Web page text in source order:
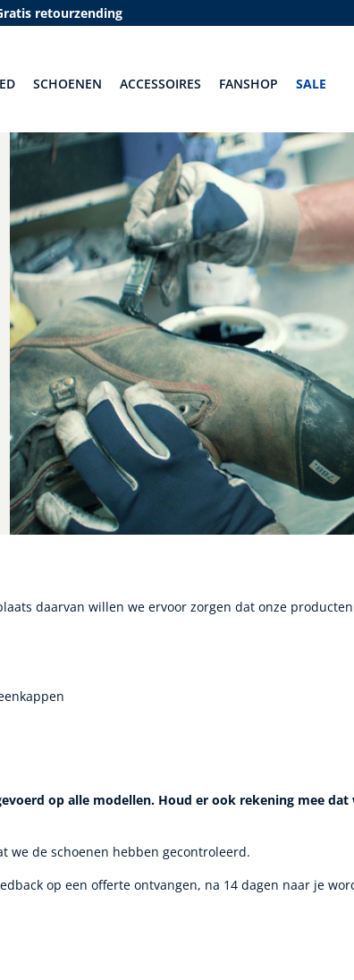
retourzending
SCHOENEN ACCESSOIRES FANSHOP SALE
daarvan willen we ervoor zorgen dat onze
op alle modellen. Houd er ook rekening mee
we de schoenen hebben gecontroleerd.
op een offerte ontvangen, na 14 dagen naar je